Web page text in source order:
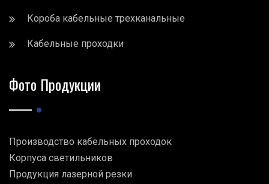
Короба кабельные трехканальные
Кабельные проходки
Фото Продукции
Производство кабельных проходок
Корпуса светильников
Продукция лазерной резки